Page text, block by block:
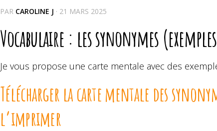
PAR CAROLINE J · 21 MARS 2025
Vocabulaire : les synonymes
Je vous propose une carte mentale avec des
Télécharger la carte mentale des
l’imprimer